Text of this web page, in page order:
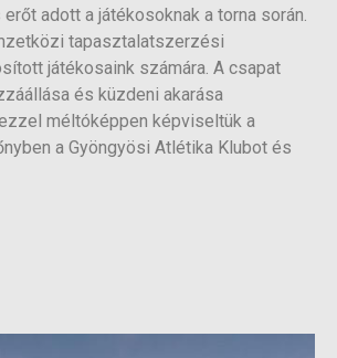
adott a játékosoknak a torna során.
tapasztalatszerzési
játékosaink számára. A csapat
és küzdeni akarása
méltóképpen képviseltük a
a Gyöngyösi Atlétika Klubot és